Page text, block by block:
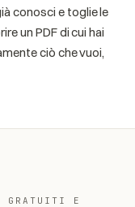
conosci e toglie le
un PDF di cui hai
ciò che vuoi,
GRATUITI E